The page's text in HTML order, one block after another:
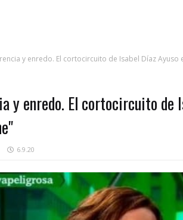
y enredo. El cortocircuito de Isabel Díaz Ayuso
y enredo. El cortocircuito de
6.9.20